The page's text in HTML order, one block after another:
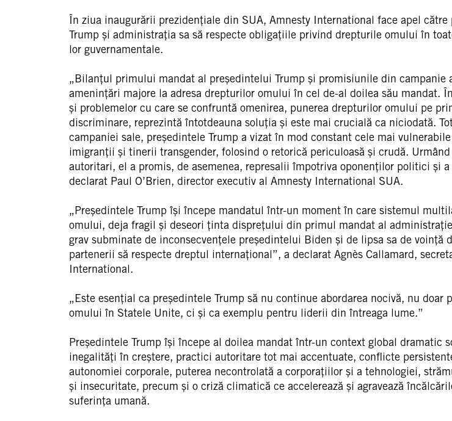
În ziua inaugurării prezidențiale din SUA, Amnesty International face apel către
Trump și administrația sa să respecte obligațiile privind drepturile omului în
lor guvernamentale.
„Bilanțul primului mandat al președintelui Trump și promisiunile din campanie
amenințări majore la adresa drepturilor omului în cel de-al doilea său mandat.
și problemelor cu care se confruntă omenirea, punerea drepturilor omului pe
discriminare, reprezintă întotdeauna soluția și este mai crucială ca niciodată.
campaniei sale, președintele Trump a vizat în mod constant cele mai
imigranții și tinerii transgender, folosind o retorică periculoasă și crudă.
autoritari, el a promis, de asemenea, represalii împotriva oponenților politici și
declarat Paul O’Brien, director executiv al Amnesty International SUA.
„Președintele Trump își începe mandatul într-un moment în care sistemul
omului, deja fragil și deseori ținta disprețului din primul mandat al
grav subminate de inconsecvențele președintelui Biden și de lipsa sa de voință
partenerii să respecte dreptul internațional”, a declarat Agnès Callamard,
International.
„Este esențial ca președintele Trump să nu continue abordarea nocivă, nu doar
omului în Statele Unite, ci și ca exemplu pentru liderii din întreaga lume.”
Președintele Trump își începe al doilea mandat într-un context global dramatic
inegalități în creștere, practici autoritare tot mai accentuate, conflicte
autonomiei corporale, puterea necontrolată a corporațiilor și a tehnologiei,
și insecuritate, precum și o criză climatică ce accelerează și agravează
suferința umană.